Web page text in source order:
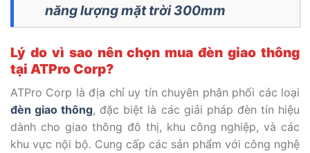
năng lượng mặt trời 300mm
Lý do vì sao nên chọn mua đèn giao thông
tại ATPro Corp?
ATPro Corp là địa chỉ uy tín chuyên phân phối các loại
đèn giao thông, đặc biệt là các giải pháp đèn tín hiệu
dành cho giao thông đô thị, khu công nghiệp, và các
khu vực nội bộ. Cung cấp các sản phẩm với công nghệ